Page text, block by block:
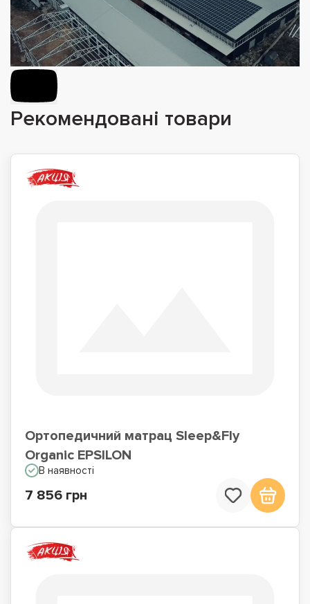
Рекомендовані товари
Ортопедичний матрац Sleep&Fly
Organic EPSILON
В наявності
7 856 грн